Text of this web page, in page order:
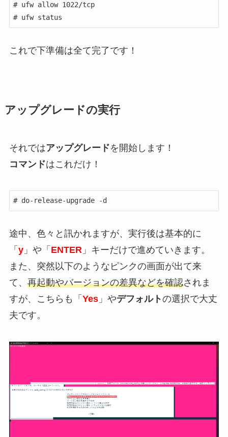
# ufw allow 1022/tcp
# ufw status
これで下準備は全て完了です！
アップグレードの実行
それではアップグレードを開始します！
コマンドはこれだけ！
# do-release-upgrade -d
途中、色々と訊かれますが、実行後は基本的に
「 y」や「 ENTER」キーだけで進めていきます。
また、突然以下のようなピンクの画面が出て来
て、 再起動やバージョンの差異などを確認されま
すが、こちらも「 Yes」やデフォルトの選択で大丈
夫です。